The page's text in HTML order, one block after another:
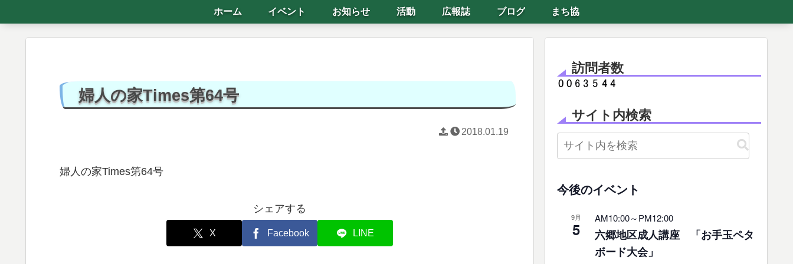
ホーム イベント お知らせ 活動 広報誌 ブログ まち協
婦人の家Times第64号
2018.01.19
婦人の家Times第64号
シェアする
X Facebook LINE
訪問者数
サイト内検索
今後のイベント
9月
5
AM10:00～PM12:00
六郷地区成人講座 「お手玉ペタ
ボード大会」